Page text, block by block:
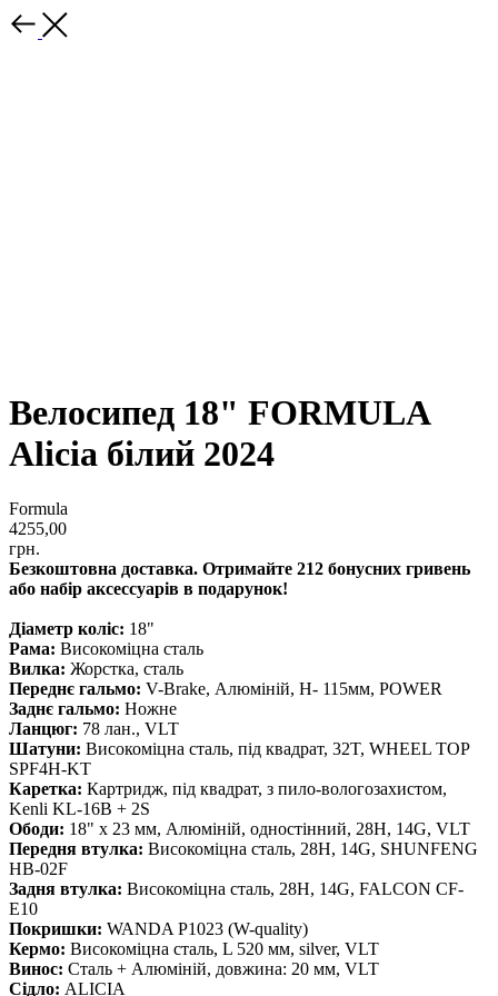
Велосипед 18" FORMULA
Alicia білий 2024
Formula
4255,00
грн.
Безкоштовна доставка. Отримайте 212 бонусних гривень
або набір аксессуарів в подарунок!
Діаметр коліс: 18"
Рама: Високоміцна сталь
Вилка: Жорстка, сталь
Переднє гальмо: V-Brake, Алюмiнiй, H- 115мм, POWER
Заднє гальмо: Ножне
Ланцюг: 78 лан., VLT
Шатуни: Високоміцна сталь, під квадрат, 32T, WHEEL TOP
SPF4H-KT
Каретка: Картридж, під квадрат, з пило-вологозахистом,
Kenli KL-16B + 2S
Ободи: 18" х 23 мм, Алюмiнiй, одностінний, 28H, 14G, VLT
Передня втулка: Високоміцна сталь, 28H, 14G, SHUNFENG
HB-02F
Задня втулка: Високоміцна сталь, 28H, 14G, FALCON CF-
E10
Покришки: WANDA P1023 (W-quality)
Кермо: Високоміцна сталь, L 520 мм, silver, VLT
Винос: Сталь + Алюміній, довжина: 20 мм, VLT
Сідло: ALICIA